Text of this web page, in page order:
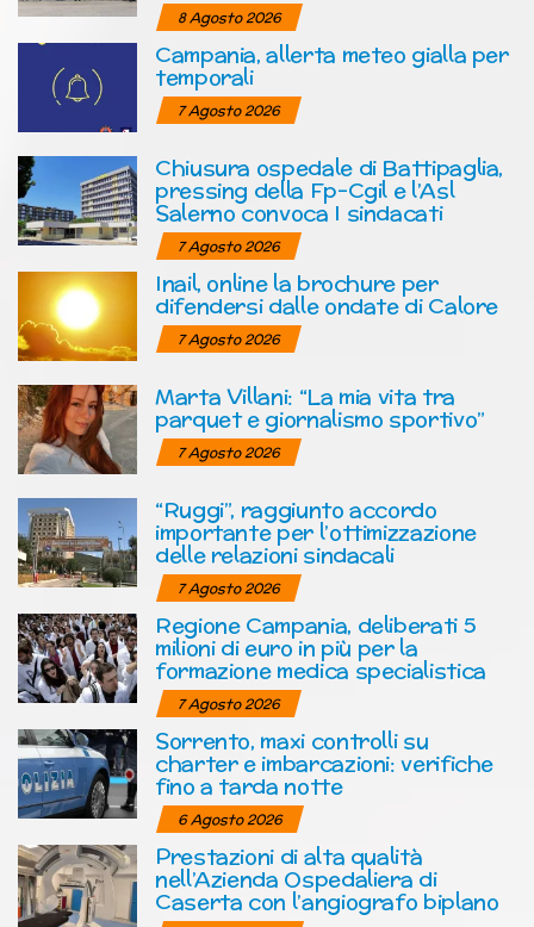
8 Agosto 2026
Campania, allerta meteo gialla per
temporali
7 Agosto 2026
Chiusura ospedale di Battipaglia,
pressing della Fp-Cgil e l’Asl
Salerno convoca I sindacati
7 Agosto 2026
Inail, online la brochure per
difendersi dalle ondate di Calore
7 Agosto 2026
Marta Villani: “La mia vita tra
parquet e giornalismo sportivo”
7 Agosto 2026
“Ruggi”, raggiunto accordo
importante per l’ottimizzazione
delle relazioni sindacali
7 Agosto 2026
Regione Campania, deliberati 5
milioni di euro in più per la
formazione medica specialistica
7 Agosto 2026
Sorrento, maxi controlli su
charter e imbarcazioni: verifiche
fino a tarda notte
6 Agosto 2026
Prestazioni di alta qualità
nell’Azienda Ospedaliera di
Caserta con l’angiografo biplano